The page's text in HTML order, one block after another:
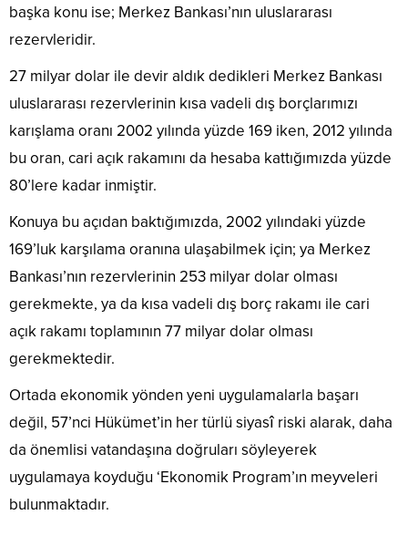
başka konu ise; Merkez Bankası’nın uluslararası
rezervleridir.
27 milyar dolar ile devir aldık dedikleri Merkez Bankası
uluslararası rezervlerinin kısa vadeli dış borçlarımızı
karışlama oranı 2002 yılında yüzde 169 iken, 2012 yılında
bu oran, cari açık rakamını da hesaba kattığımızda yüzde
80’lere kadar inmiştir.
Konuya bu açıdan baktığımızda, 2002 yılındaki yüzde
169’luk karşılama oranına ulaşabilmek için; ya Merkez
Bankası’nın rezervlerinin 253 milyar dolar olması
gerekmekte, ya da kısa vadeli dış borç rakamı ile cari
açık rakamı toplamının 77 milyar dolar olması
gerekmektedir.
Ortada ekonomik yönden yeni uygulamalarla başarı
değil, 57’nci Hükümet’in her türlü siyasî riski alarak, daha
da önemlisi vatandaşına doğruları söyleyerek
uygulamaya koyduğu ‘Ekonomik Program’ın meyveleri
bulunmaktadır.